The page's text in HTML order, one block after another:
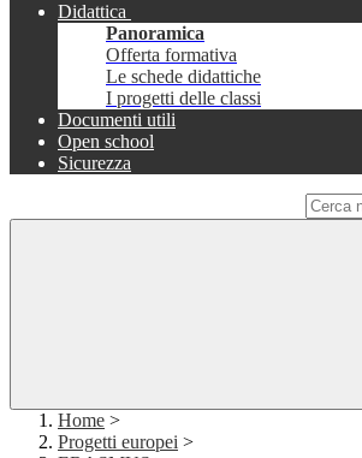
Didattica
Panoramica
Offerta formativa
Le schede didattiche
I progetti delle classi
Documenti utili
Open school
Sicurezza
Home >
Progetti europei >